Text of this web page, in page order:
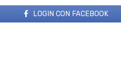
LOGIN CON FACEBOOK